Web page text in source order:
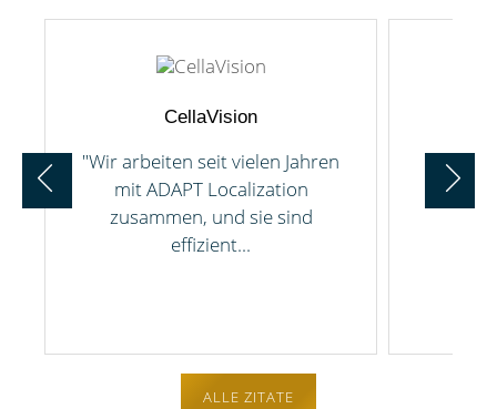
CellaVision
"Wir arbeiten seit vielen Jahren
mit ADAPT Localization
zusammen, und sie sind
effizient...
"Seit
ALLE ZITATE